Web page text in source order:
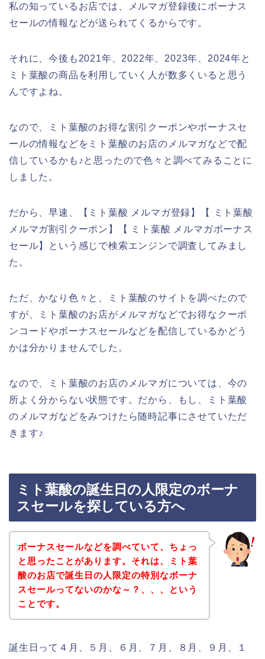
私の知っているお店では、メルマガ登録後にボーナス
セールの情報などが送られてくるからです。
それに、今後も2021年、2022年、2023年、2024年と
ミト葉酸の商品を利用していく人が数多くいると思う
んですよね。
なので、ミト葉酸のお得な割引クーポンやボーナスセ
ールの情報などをミト葉酸のお店のメルマガなどで配
信しているかも♪と思ったので色々と調べてみることに
しました。
だから、早速、【ミト葉酸 メルマガ登録】【 ミト葉酸
メルマガ割引クーポン】【 ミト葉酸 メルマガボーナス
セール】という感じで検索エンジンで調査してみまし
た。
ただ、かなり色々と、ミト葉酸のサイトを調べたので
すが、ミト葉酸のお店がメルマガなどでお得なクーポ
ンコードやボーナスセールなどを配信しているかどう
かは分かりませんでした。
なので、ミト葉酸のお店のメルマガについては、今の
所よく分からない状態です。だから、もし、ミト葉酸
のメルマガなどをみつけたら随時記事にさせていただ
きます♪
ミト葉酸の誕生日の人限定のボーナ
スセールを探している方へ
ボーナスセールなどを調べていて、ちょっ
と思ったことがあります。それは、ミト葉
酸のお店で誕生日の人限定の特別なボーナ
スセールってないのかな～？、、、という
ことです。
誕生日って４月、５月、６月、７月、８月、９月、１